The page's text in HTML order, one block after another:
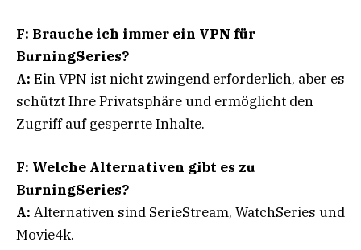
F: Brauche ich immer ein VPN für
BurningSeries?
A: Ein VPN ist nicht zwingend erforderlich, aber es
schützt Ihre Privatsphäre und ermöglicht den
Zugriff auf gesperrte Inhalte.
F: Welche Alternativen gibt es zu
BurningSeries?
A: Alternativen sind SerieStream, WatchSeries und
Movie4k.